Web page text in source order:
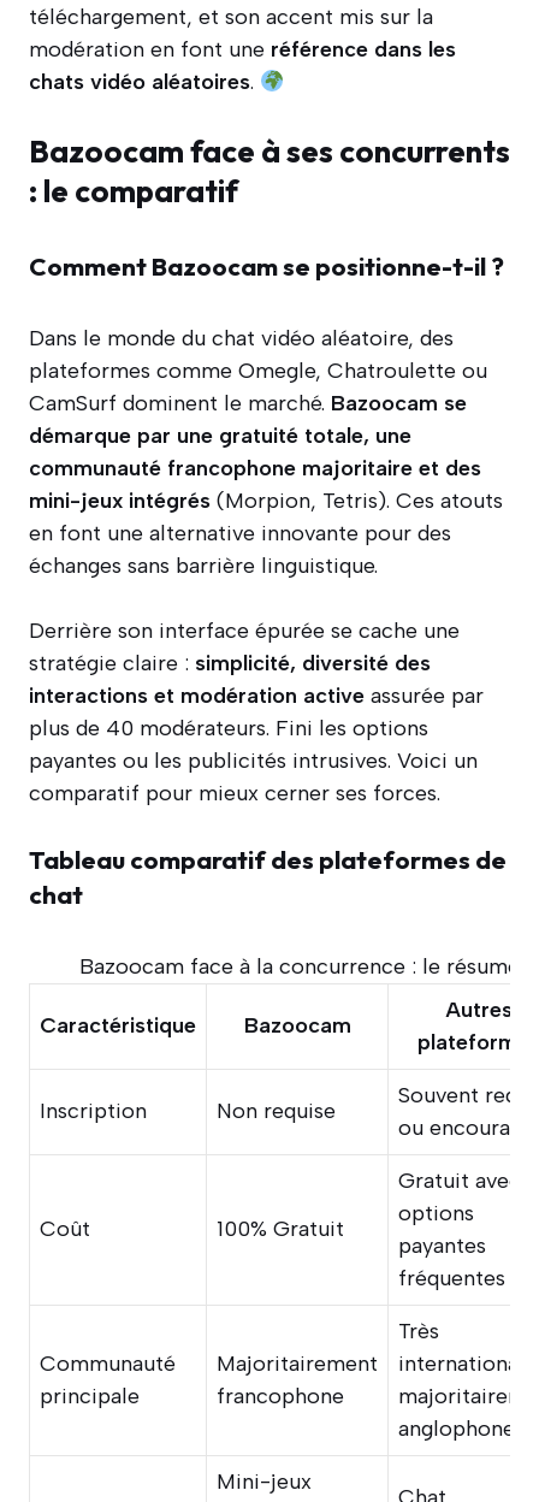
téléchargement, et son accent mis sur la
modération en font une référence dans les
chats vidéo aléatoires.
Bazoocam face à ses concurrents
: le comparatif
Comment Bazoocam se positionne-t-il ?
Dans le monde du chat vidéo aléatoire, des
plateformes comme Omegle, Chatroulette ou
CamSurf dominent le marché. Bazoocam se
démarque par une gratuité totale, une
communauté francophone majoritaire et des
mini-jeux intégrés (Morpion, Tetris). Ces atouts
en font une alternative innovante pour des
échanges sans barrière linguistique.
Derrière son interface épurée se cache une
stratégie claire : simplicité, diversité des
interactions et modération active assurée par
plus de 40 modérateurs. Fini les options
payantes ou les publicités intrusives. Voici un
comparatif pour mieux cerner ses forces.
Tableau comparatif des plateformes de
chat
Bazoocam face à la concurrence : le résumé
Caractéristique Bazoocam
Autres
plateformes
Inscription Non requise
Souvent
ou
Coût 100% Gratuit
Gratuit avec
options
payantes
fréquentes
Communauté
principale
Majoritairement
francophone
Très
anglophone
Mini-jeux